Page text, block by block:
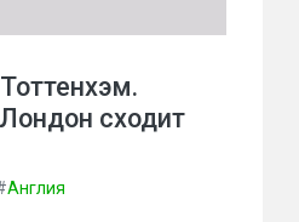
сходит
Англия